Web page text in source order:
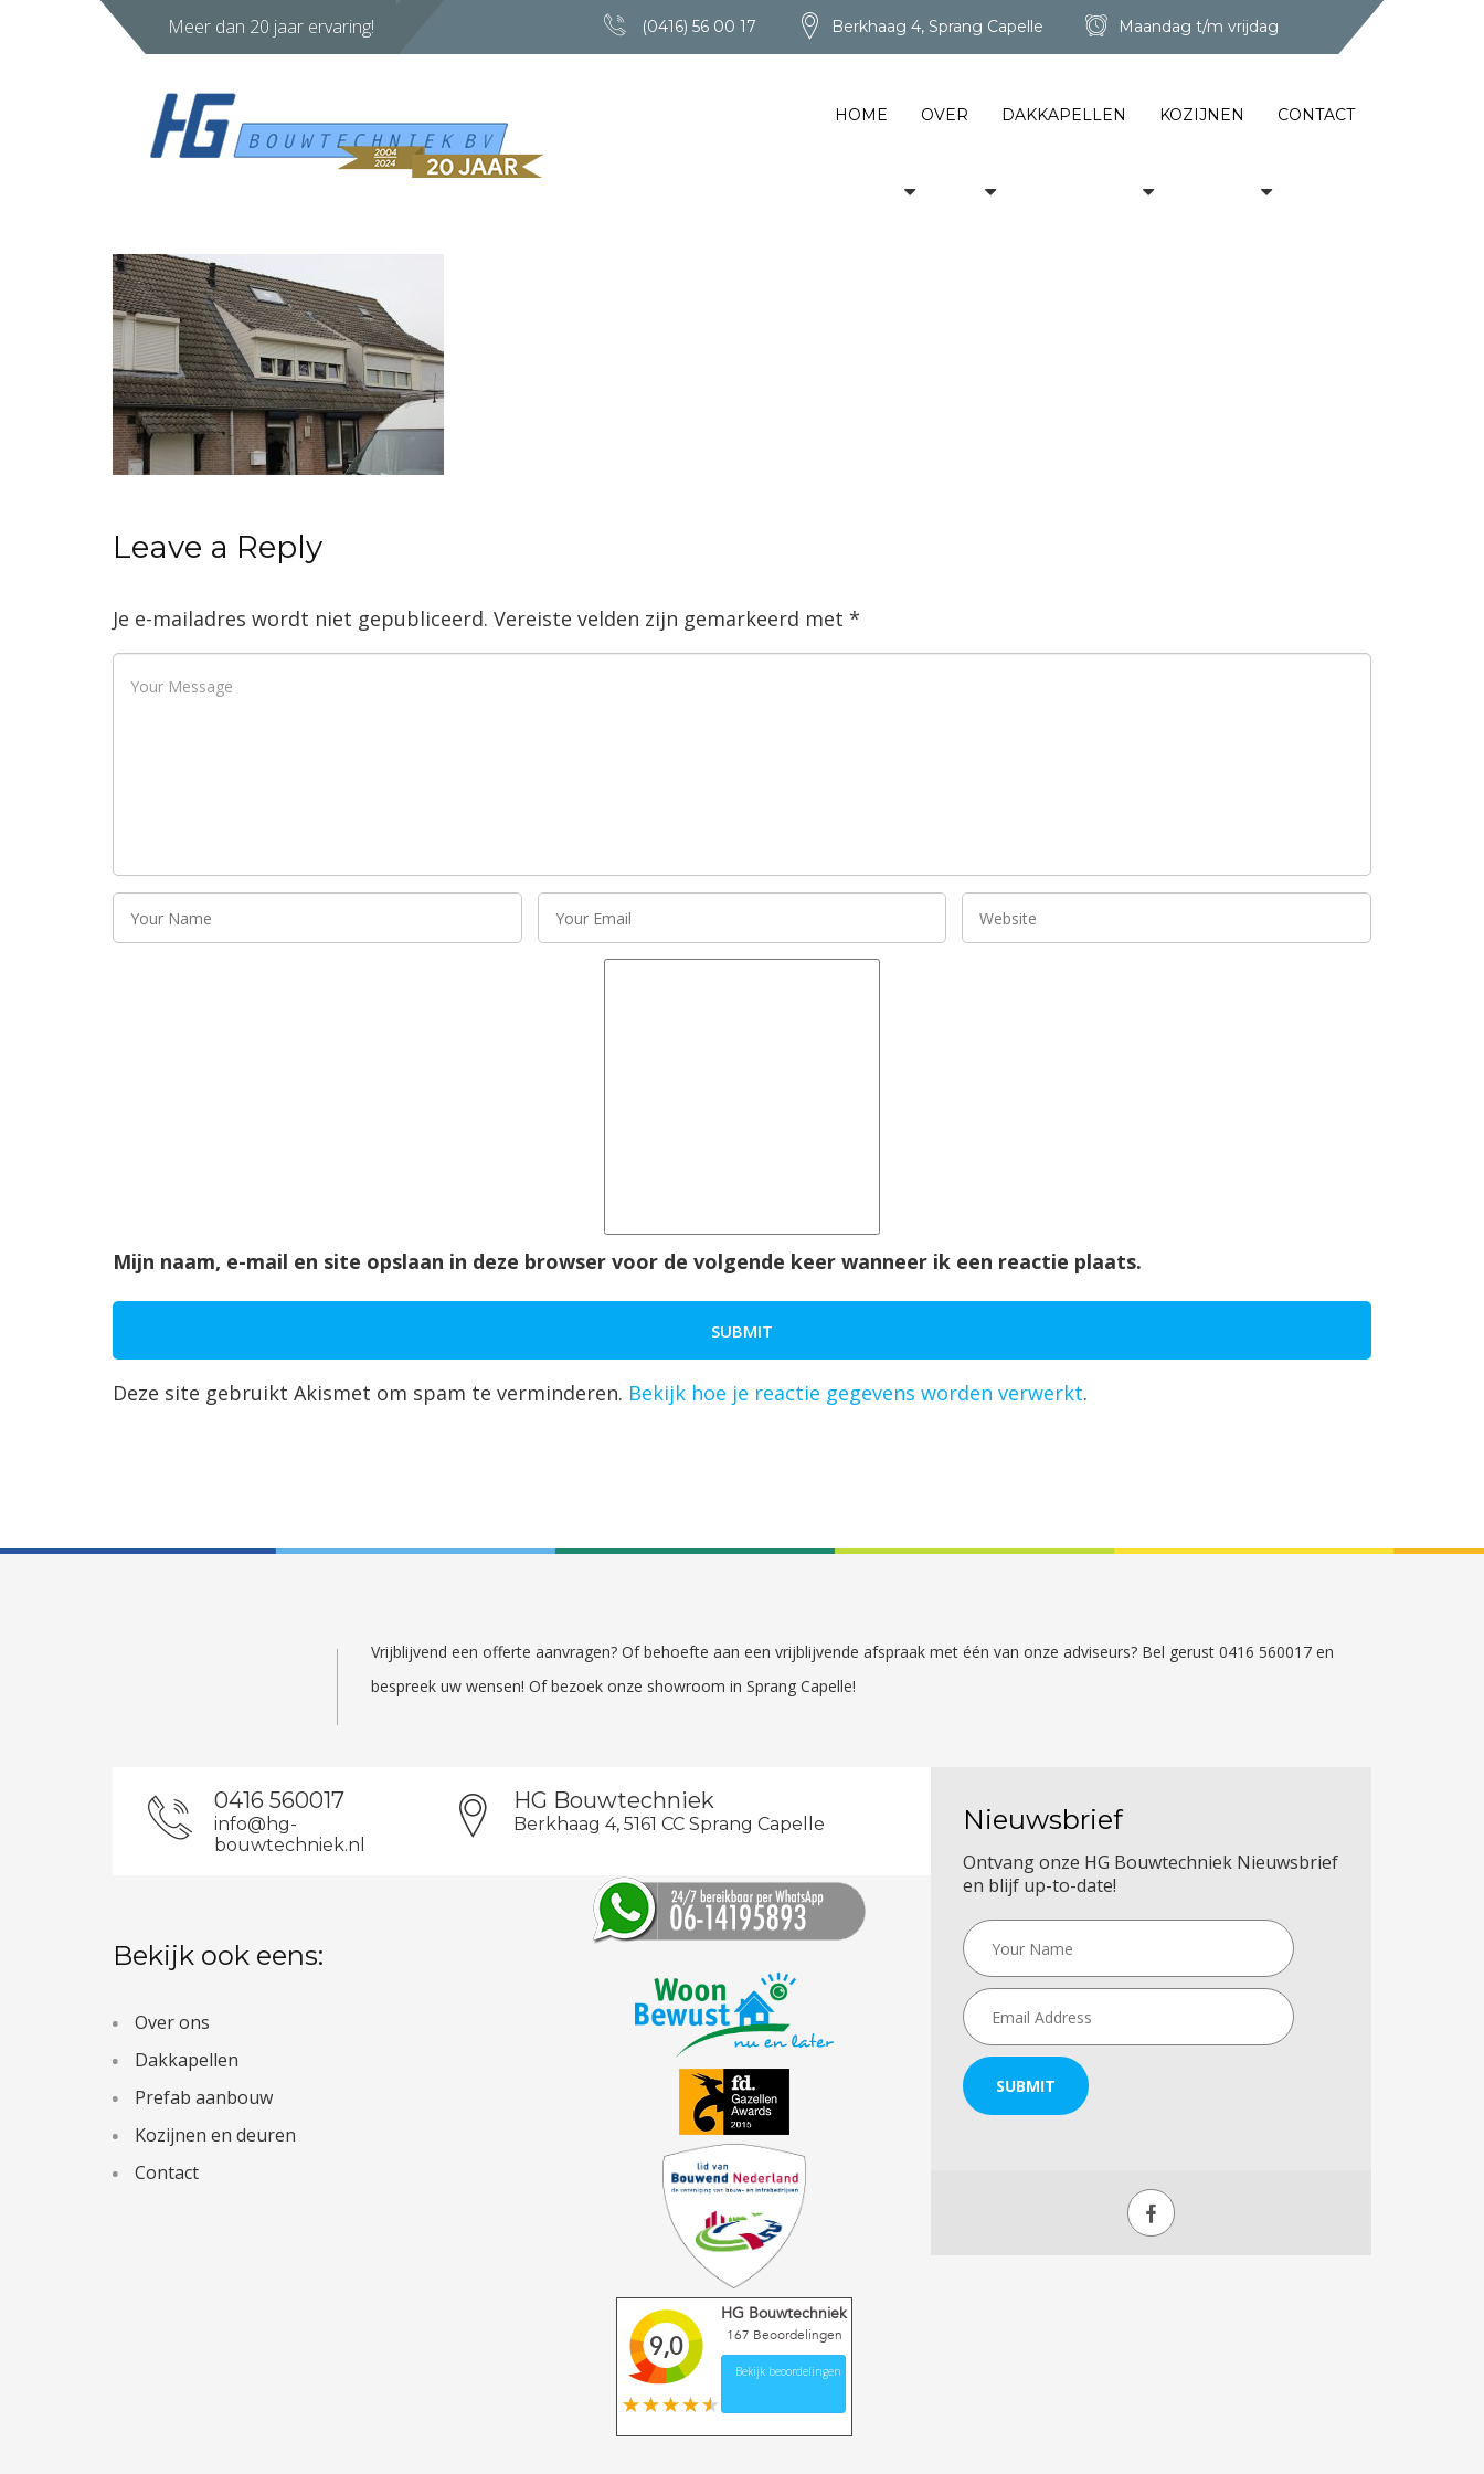
Meer dan 20 jaar ervaring! (0416) 56 00 17 Berkhaag 4, Sprang Capelle Maandag t/m vrijdag
HOME OVER DAKKAPELLEN KOZIJNEN CONTACT
Leave a Reply
Je e-mailadres wordt niet gepubliceerd. Vereiste velden zijn gemarkeerd met *
Mijn naam, e-mail en site opslaan in deze browser voor de volgende keer wanneer ik een reactie plaats.
Deze site gebruikt Akismet om spam te verminderen. Bekijk hoe je reactie gegevens worden verwerkt.
Vrijblijvend een offerte aanvragen? Of behoefte aan een vrijblijvende afspraak met één van onze adviseurs? Bel gerust 0416 560017 en
bespreek uw wensen! Of bezoek onze showroom in Sprang Capelle!
0416 560017
info@hg-
bouwtechniek.nl
HG Bouwtechniek
Berkhaag 4, 5161 CC Sprang Capelle
Bekijk ook eens:
Over ons
Dakkapellen
Prefab aanbouw
Kozijnen en deuren
Contact
9,0
HG Bouwtechniek
167 Beoordelingen
Bekijk beoordelingen
Nieuwsbrief
Ontvang onze HG Bouwtechniek Nieuwsbrief
en blijf up-to-date!
SUBMIT